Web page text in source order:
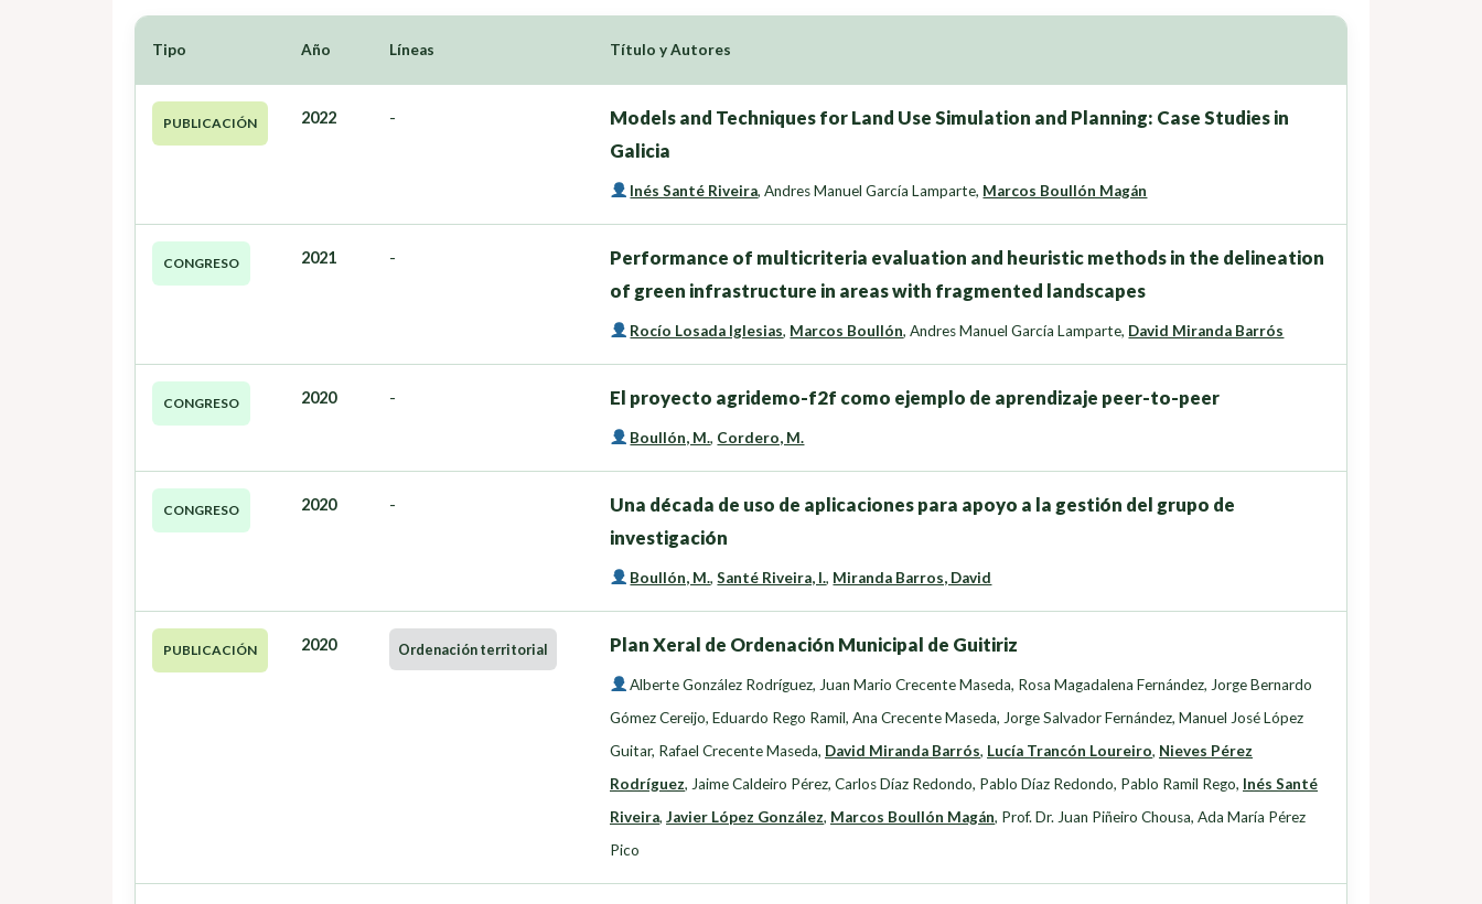
Tipo Año Líneas Título y Autores
PUBLICACIÓN 2022 -
Models and Techniques for Land Use Simulation and Planning: Case Studies in
Galicia
Inés Santé Riveira,Andres Manuel García Lamparte, Marcos Boullón Magán
CONGRESO 2021 -
Performance of multicriteria evaluation and heuristic methods in the delineation
of green infrastructure in areas with fragmented landscapes
Rocío Losada Iglesias, Marcos Boullón,Andres Manuel García Lamparte, David Miranda Barrós
CONGRESO 2020 - El proyecto agridemo-f2f como ejemplo de aprendizaje peer-to-peer
Boullón, M., Cordero, M.
CONGRESO 2020 -
Una década de uso de aplicaciones para apoyo a la gestión del grupo de
investigación
Boullón, M.,Santé Riveira, I., Miranda Barros, David
PUBLICACIÓN 2020 Ordenación territorial Plan Xeral de Ordenación Municipal de Guitiriz
Alberte González Rodríguez, Juan Mario Crecente Maseda, Rosa Magadalena Fernández, Jorge Bernardo
Gómez Cereijo, Eduardo Rego Ramil, Ana Crecente Maseda, Jorge Salvador Fernández, Manuel José López
Guitar, Rafael Crecente Maseda, David Miranda Barrós, Lucía Trancón Loureiro, Nieves Pérez
Rodríguez, Jaime Caldeiro Pérez, Carlos Díaz Redondo, Pablo Díaz Redondo, Pablo Ramil Rego, Inés Santé
Riveira, Javier López González, Marcos Boullón Magán, Prof. Dr. Juan Piñeiro Chousa, Ada María Pérez
Pico